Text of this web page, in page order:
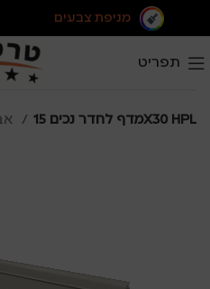
מניפת צבעים
תפריט
מדף לחדר נכים 15X30 HPL